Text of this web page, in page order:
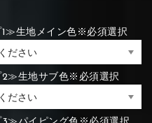
生地メイン色※必須選択
生地サブ色※必須選択